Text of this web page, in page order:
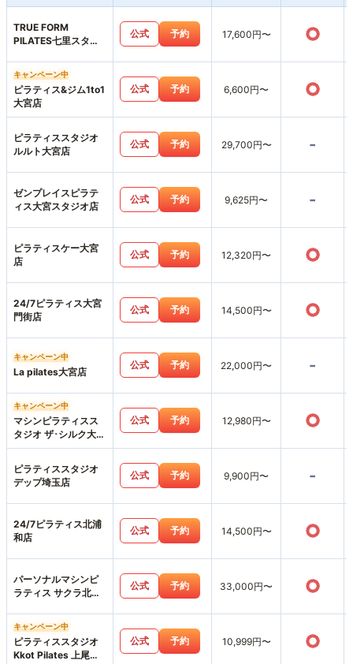
TRUE FORM
PILATES七里スタジ
公式 予約 17,600円〜 ○
キャンペーン中
ピラティス&ジム1to1
大宮店
公式 予約 6,600円〜 ○
ピラティススタジオ
ルルト大宮店
公式 予約 29,700円〜 -
ゼンプレイスピラテ
ィス大宮スタジオ店
公式 予約 9,625円〜 -
ピラティスケー大宮
店
公式 予約 12,320円〜 ○
24/7ピラティス大宮
門街店
公式 予約 14,500円〜 ○
キャンペーン中
La pilates大宮店
公式 予約 22,000円〜 -
キャンペーン中
マシンピラティスス
タジオ ザ･シルク大宮
店
公式 予約 12,980円〜 ○
ピラティススタジオ
デップ埼玉店
公式 予約 9,900円〜 -
24/7ピラティス北浦
和店
公式 予約 14,500円〜 ○
パーソナルマシンピ
ラティス サクラ北浦
公式 予約 33,000円〜 ○
キャンペーン中
ピラティススタジオ
Kkot Pilates 上尾店
公式 予約 10,999円〜 ○